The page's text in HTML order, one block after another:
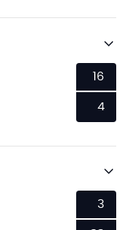
16
4
3